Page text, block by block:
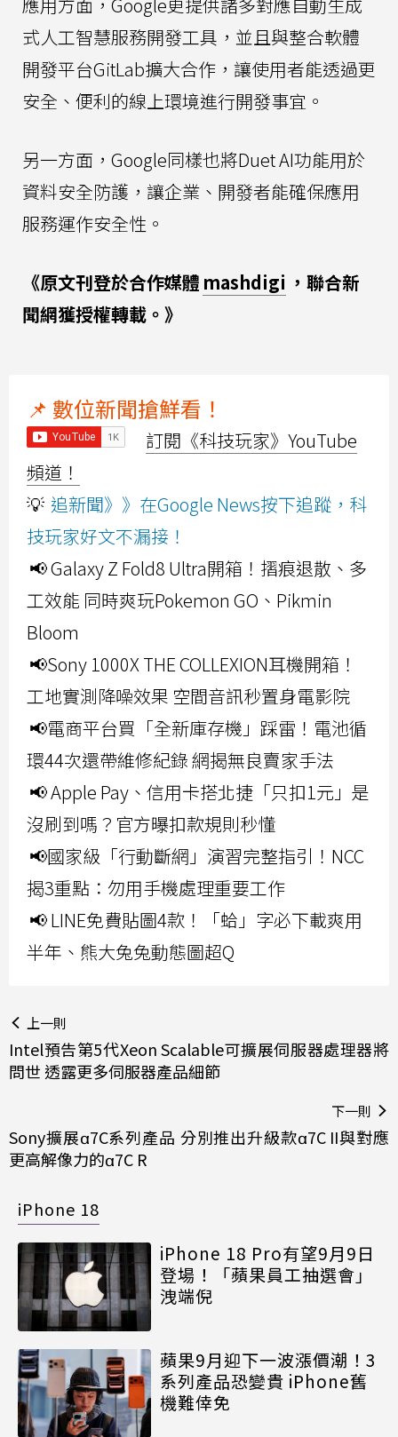
式人工智慧服務開發工具，並且與整合軟體
開發平台GitLab擴大合作，讓使用者能透過更
安全、便利的線上環境進行開發事宜。
另一方面，Google同樣也將Duet AI功能用於
資料安全防護，讓企業、開發者能確保應用
服務運作安全性。
《原文刊登於合作媒體 mashdigi ，聯合新
聞網獲授權轉載。》
📌 數位新聞搶鮮看！
訂閱《科技玩家》YouTube
頻道！
💡 追新聞》》在Google News按下追蹤，科
技玩家好文不漏接！
📢 Galaxy Z Fold8 Ultra開箱！摺痕退散、多
工效能 同時爽玩Pokemon GO、Pikmin
Bloom
📢Sony 1000X THE COLLEXION耳機開箱！
工地實測降噪效果 空間音訊秒置身電影院
📢電商平台買「全新庫存機」踩雷！電池循
環44次還帶維修紀錄 網揭無良賣家手法
📢 Apple Pay、信用卡搭北捷「只扣1元」是
沒刷到嗎？官方曝扣款規則秒懂
📢國家級「行動斷網」演習完整指引！NCC
揭3重點：勿用手機處理重要工作
📢 LINE免費貼圖4款！「蛤」字必下載爽用
半年、熊大兔兔動態圖超Q
上一則
Intel預告第5代Xeon Scalable可擴展伺服器處理器將
問世 透露更多伺服器產品細節
下一則
Sony擴展α7C系列產品 分別推出升級款α7C II與對應
更高解像力的α7C R
iPhone 18
iPhone 18 Pro有望9月9日
登場！「蘋果員工抽選會」
洩端倪
蘋果9月迎下一波漲價潮！3
系列產品恐變貴 iPhone舊
機難倖免